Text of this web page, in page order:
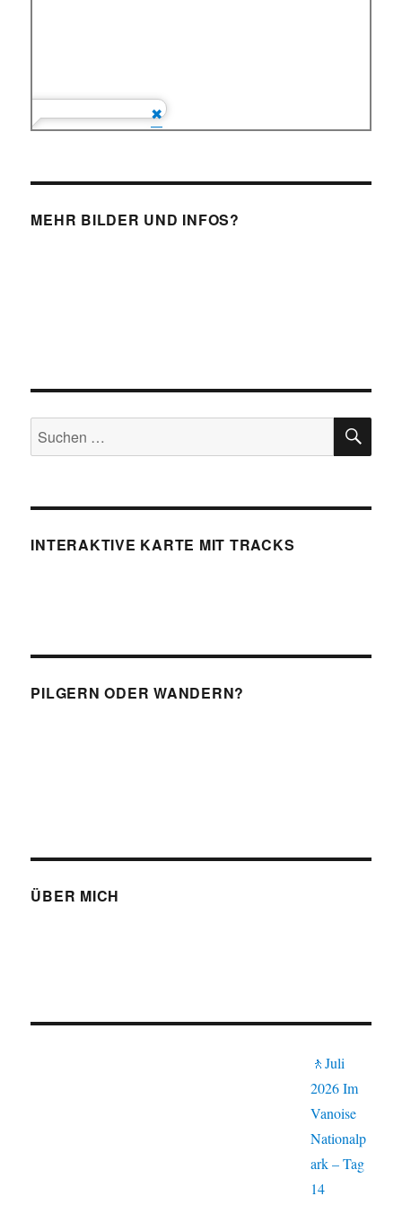
MEHR BILDER UND INFOS?
Suchen
nach:
INTERAKTIVE KARTE MIT TRACKS
PILGERN ODER WANDERN?
ÜBER MICH
🚶Juli
2026 Im
Vanoise
Nationalp
ark – Tag
14